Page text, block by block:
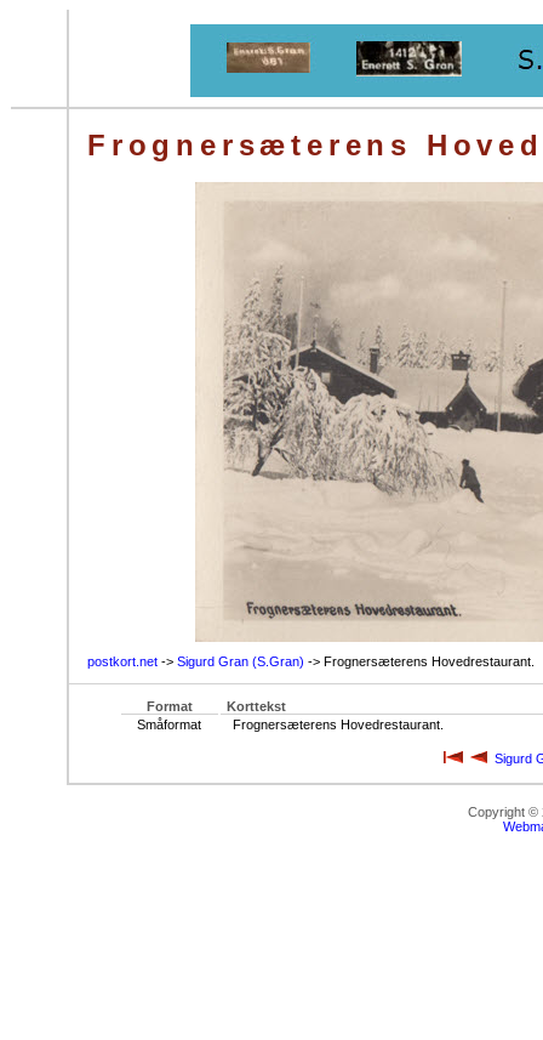
Frognersæterens
postkort.net -> Sigurd Gran (S.Gran) -> Frognersæterens Hovedrestaurant.
Format
Korttekst
Småformat
Frognersæterens Hovedrestaurant.
Sigurd
Copyright ©